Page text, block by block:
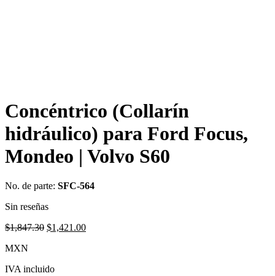
Concéntrico (Collarín
hidráulico) para Ford Focus,
Mondeo | Volvo S60
No. de parte: SFC-564
Sin reseñas
$1,847.30 Original
$1,421.00Current
MXN
IVA incluido